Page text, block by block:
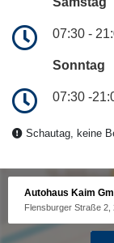
07:30 -
Sonntag
07:30 -
Schautag, keine
Autohaus Kaim
Flensburger Straße 2,